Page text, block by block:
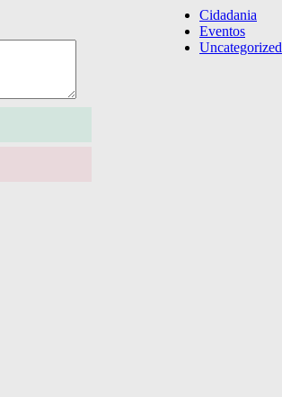
Cidadania
Eventos
Uncategorized